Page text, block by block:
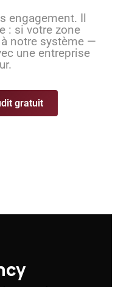
engagement. Il
: si votre zone
notre système —
une entreprise
gratuit